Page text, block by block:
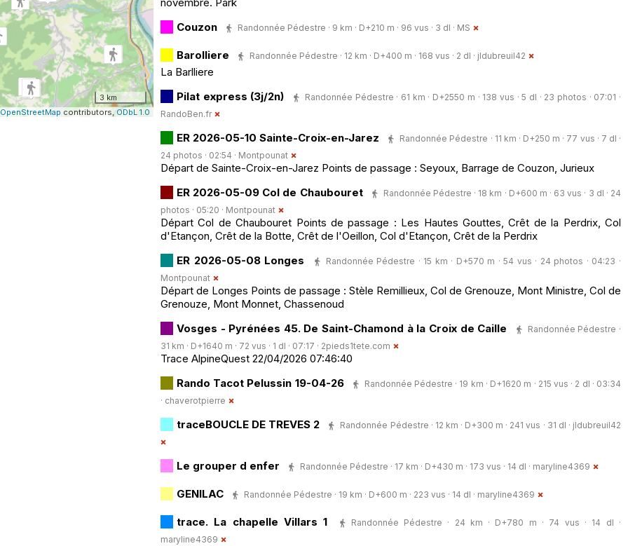
3 km
OpenStreetMap contributors, ODbL 1.0
Couzon
Randonnée Pédestre · 9 km · D+210 m · 96 vus · 3 dl · MS
Barolliere Randonnée Pédestre · 12 km · D+400 m · 168 vus · 2 dl · jldubreuil42
La Barlliere
Pilat express (3j/2n)
Randonnée Pédestre · 61 km · D+2550 m · 138 vus · 5 dl · 23 photos · 07:01 ·
RandoBen.fr
ER 2026-05-10 Sainte-Croix-en-Jarez
Randonnée Pédestre · 11 km · D+250 m · 77 vus · 7 dl ·
24 photos · 02:54 · Montpounat
Départ de Sainte-Croix-en-Jarez Points de passage : Seyoux, Barrage de Couzon, Jurieux
ER 2026-05-09 Col de Chaubouret
Randonnée Pédestre · 18 km · D+600 m · 63 vus · 3 dl · 24
photos · 05:20 · Montpounat
Départ Col de Chaubouret Points de passage : Les Hautes Gouttes, Crêt de la Perdrix, Col
d'Etançon, Crêt de la Botte, Crêt de l'Oeillon, Col d'Etançon, Crêt de la Perdrix
ER 2026-05-08 Longes
Randonnée Pédestre · 15 km · D+570 m · 54 vus · 24 photos · 04:23 ·
Montpounat
Départ de Longes Points de passage : Stèle Remillieux, Col de Grenouze, Mont Ministre, Col de
Grenouze, Mont Monnet, Chassenoud
Vosges - Pyrénées 45. De Saint-Chamond à la Croix de Caille
Randonnée Pédestre ·
31 km · D+1640 m · 72 vus · 1 dl · 07:17 · 2pieds1tete.com
Trace AlpineQuest 22/04/2026 07:46:40
Rando Tacot Pelussin 19-04-26
Randonnée Pédestre · 19 km · D+1620 m · 215 vus · 2 dl · 03:34
· chaverotpierre
traceBOUCLE DE TREVES 2 Randonnée Pédestre · 12 km · D+300 m · 241 vus · 31 dl · jldubreuil42
Le grouper d enfer Randonnée Pédestre · 17 km · D+430 m · 173 vus · 14 dl · maryline4369
GENILAC Randonnée Pédestre · 19 km · D+600 m · 223 vus · 14 dl · maryline4369
trace. La chapelle Villars 1
Randonnée Pédestre · 24 km · D+780 m · 74 vus · 14 dl ·
maryline4369